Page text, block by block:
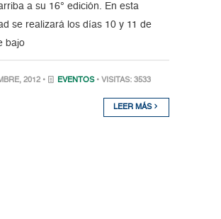
a su 16° edición. En esta
se realizará los días 10 y 11 de
bajo
2012 • EVENTOS • VISITAS: 3533
LEER MÁS